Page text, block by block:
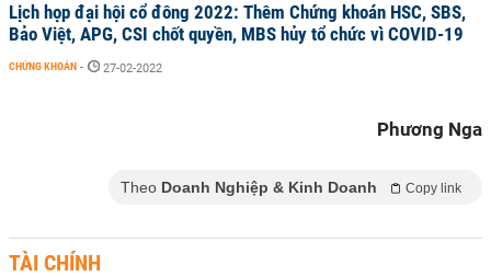
Lịch họp đại hội cổ đông 2022: Thêm Chứng khoán HSC, SBS,
Bảo Việt, APG, CSI chốt quyền, MBS hủy tổ chức vì COVID-19
CHỨNG KHOÁN - 27-02-2022
Phương Nga
Theo Doanh Nghiệp & Kinh Doanh Copy link
TÀI CHÍNH